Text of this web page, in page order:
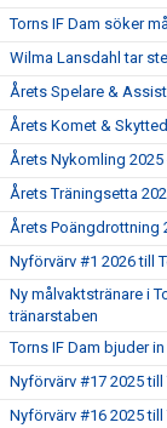
Torns IF Dam söker
Wilma Lansdahl tar
Årets Spelare &
Årets Komet &
Årets Nykomling
Årets Träningsetta
Årets Poängdrottning
Nyförvärv #1 2026 till
Ny målvaktstränare i
tränarstaben
Torns IF Dam bjuder
Nyförvärv #17 2025
Nyförvärv #16 2025